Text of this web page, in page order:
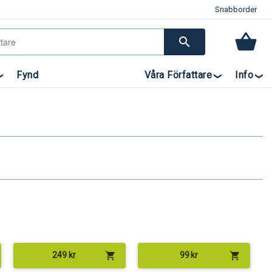
Snabborder
search
Fynd Våra Författare Info
249 kr shopping_cart 99 kr shopping_cart